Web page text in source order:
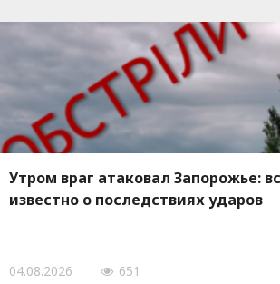
Утром враг атаковал Запорожье:
известно о последствиях ударов
04.08.2026 651